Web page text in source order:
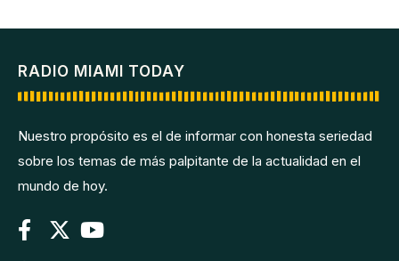
RADIO MIAMI TODAY
Nuestro propósito es el de informar con honesta seriedad
sobre los temas de más palpitante de la actualidad en el
mundo de hoy.